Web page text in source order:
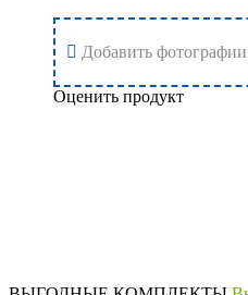
Добавить фотографии
Оценить продукт